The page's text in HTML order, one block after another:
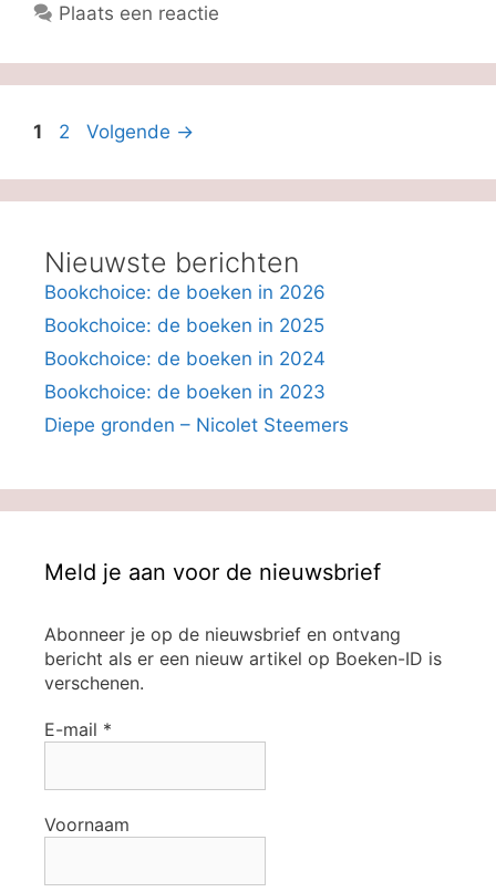
Plaats een reactie
Pagina
1 Pagina
2 Volgende →
Nieuwste berichten
Bookchoice: de boeken in 2026
Bookchoice: de boeken in 2025
Bookchoice: de boeken in 2024
Bookchoice: de boeken in 2023
Diepe gronden – Nicolet Steemers
Meld je aan voor de nieuwsbrief
Abonneer je op de nieuwsbrief en ontvang
bericht als er een nieuw artikel op Boeken-ID is
verschenen.
E-mail *
Voornaam